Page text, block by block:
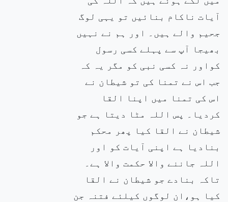
آیات ناکام بنائیں تو یہی لوگ
جحیم والے ہیں۔ اور ہم نے نہیں
بھیجا آپ سے پہلے کسی رسول
کواور نہ کسی نبی کو مگر یہ کہ
جب اس نے تمنا کی تو شیطان نے
اس کی تمنا میں اپنا القا
کردیا۔ پس اللہ مٹا دیتا ہے جو
شیطان نے القا کیا پھر محکم
بنادیا ہے اپنی آیات کو اور
اللہ جاننے والا حکمت والا ہے۔
تاکہ بنادے جو شیطان نے القا
کیا ہو،ان لوگوں کیلئے فتنہ جن